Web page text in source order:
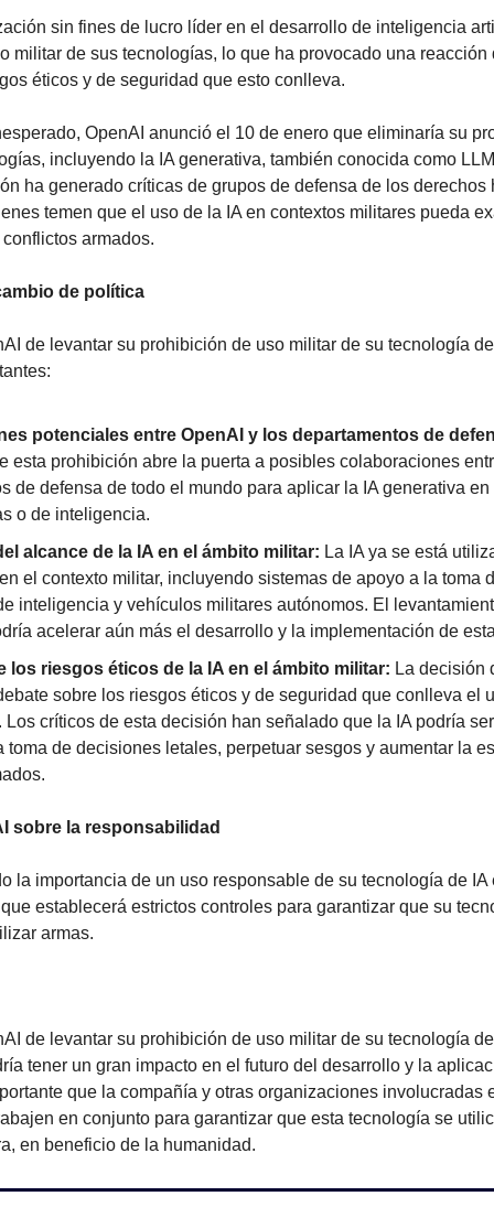
sin fines de lucro líder en el desarrollo de inteligencia
militar de sus tecnologías, lo que ha provocado una reacción
éticos y de seguridad que esto conlleva.
OpenAI anunció el 10 de enero que eliminaría su
incluyendo la IA generativa, también conocida como
ha generado críticas de grupos de defensa de los derechos
temen que el uso de la IA en contextos militares pueda
armados.
de política
de levantar su prohibición de uso militar de su tecnología
potenciales entre OpenAI y los departamentos de
esta prohibición abre la puerta a posibles colaboraciones
de defensa de todo el mundo para aplicar la IA generativa
o de inteligencia.
alcance de la IA en el ámbito militar: La IA ya se está
el contexto militar, incluyendo sistemas de apoyo a la toma
inteligencia y vehículos militares autónomos. El
acelerar aún más el desarrollo y la implementación de
los riesgos éticos de la IA en el ámbito militar: La decisión
sobre los riesgos éticos y de seguridad que conlleva el
Los críticos de esta decisión han señalado que la IA podría
toma de decisiones letales, perpetuar sesgos y aumentar la
sobre la responsabilidad
la importancia de un uso responsable de su tecnología de IA
establecerá estrictos controles para garantizar que su
armas.
de levantar su prohibición de uso militar de su tecnología
tener un gran impacto en el futuro del desarrollo y la
que la compañía y otras organizaciones involucradas
en conjunto para garantizar que esta tecnología se
en beneficio de la humanidad.